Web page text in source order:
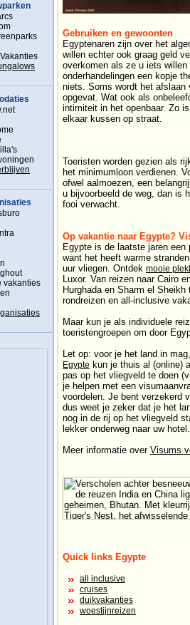
vakanties
Gebruiken en gewoonten
Egyptenaren zijn over het
willen echter ook graag geld
overkomen als ze u iets
onderhandelingen een kopje
niets. Soms wordt het afslaan
opgevat. Wat ook als
intimiteit in het openbaar. Zo
elkaar kussen op straat.
Toeristen worden gezien als
het minimumloon verdienen.
ofwel aalmoezen, een
u bijvoorbeeld de weg, dan is
fooi verwacht.
Op vakantie naar Egypte?
Egypte is de laatste jaren een
want het heeft warme
uur vliegen. Ontdek mooie
Luxor. Van reizen naar Cairo
Hurghada en Sharm el
rondreizen en all-inclusive
Maar kun je als individuele
toeristengroepen om door
Let op: voor je het land in
Egypte kun je thuis al (online)
pas op het vliegveld te doen
je helpen met een
voordelen. Je bent verzekerd
dus weet je zeker dat je het
nog in de rij op het vliegveld
lekker onderweg naar uw hotel.
Meer informatie over Visums
Quick links Egypte
all inclusive
cruises
duikvakanties
woestijnreizen